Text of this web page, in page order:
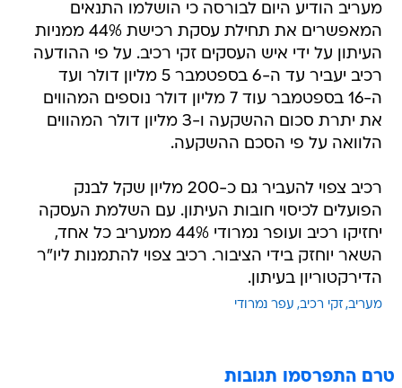
מעריב הודיע היום לבורסה כי הושלמו התנאים
המאפשרים את תחילת עסקת רכישת 44% ממניות
העיתון על ידי איש העסקים זקי רכיב. על פי ההודעה
רכיב יעביר עד ה-6 בספטמבר 5 מליון דולר ועד
ה-16 בספטמבר עוד 7 מליון דולר נוספים המהווים
את יתרת סכום ההשקעה ו-3 מליון דולר המהווים
הלוואה על פי הסכם ההשקעה.
רכיב צפוי להעביר גם כ-200 מליון שקל לבנק
הפועלים לכיסוי חובות העיתון. עם השלמת העסקה
יחזיקו רכיב ועופר נמרודי 44% ממעריב כל אחד,
השאר יוחזק בידי הציבור. רכיב צפוי להתמנות ליו"ר
הדירקטוריון בעיתון.
מעריב זקי רכיב עפר נמרודי
טרם התפרסמו תגובות